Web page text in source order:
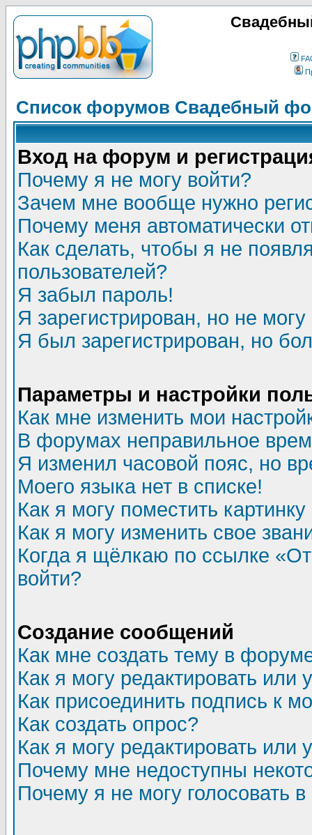
Список форумов Свадебный
Вход на форум и
Почему я не могу войти?
Зачем мне вообще нужно
Почему меня автоматически
Как сделать, чтобы я не
пользователей?
Я забыл пароль!
Я зарегистрирован, но не могу
Я был зарегистрирован, но
Параметры и настройки
Как мне изменить мои
В форумах неправильное
Я изменил часовой пояс, но
Моего языка нет в списке!
Как я могу поместить
Как я могу изменить свое
Когда я щёлкаю по ссылке
войти?
Создание сообщений
Как мне создать тему в
Как я могу редактировать или
Как присоединить подпись к
Как создать опрос?
Как я могу редактировать или
Почему мне недоступны
Почему я не могу голосовать